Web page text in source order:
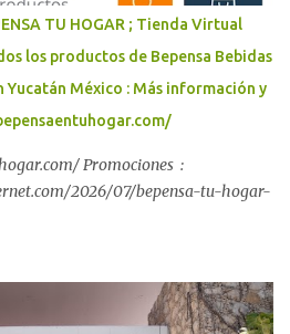
TU HOGAR ; Tienda Virtual
los productos de Bepensa Bebidas
México : Más información y
Promociones :
2026/07/bepensa-tu-hogar-